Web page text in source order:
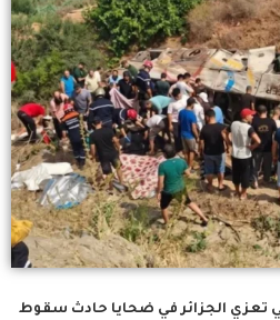
تعزي الجزائر في ضحايا حادث سقوط